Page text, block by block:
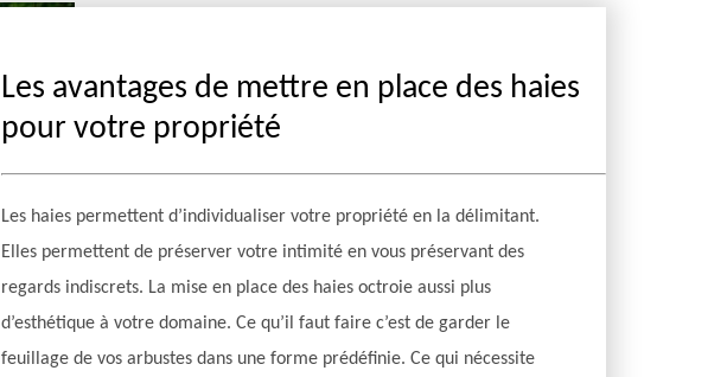
Les avantages de mettre en place des haies
pour votre propriété
Les haies permettent d’individualiser votre propriété en la délimitant.
Elles permettent de préserver votre intimité en vous préservant des
regards indiscrets. La mise en place des haies octroie aussi plus
d’esthétique à votre domaine. Ce qu’il faut faire c’est de garder le
feuillage de vos arbustes dans une forme prédéfinie. Ce qui nécessite